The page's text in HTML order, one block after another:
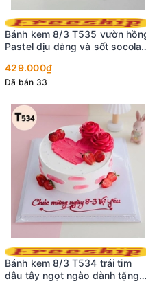
Bánh kem 8/3 T520 Minimalist
thanh lịch với nho xanh và dâu
399.000₫
Đã bán 55
Bánh kem 8/3 T519 mẫu bánh
hiện đại decor trái cây và